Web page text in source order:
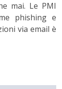
mai. Le PMI
phishing e
via email è